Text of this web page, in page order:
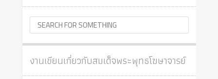
งานเขียนเกี่ยวกับสมเด็จพระพุทธโฆษาจารย์